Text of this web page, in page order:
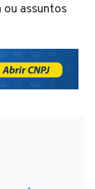
ou assuntos